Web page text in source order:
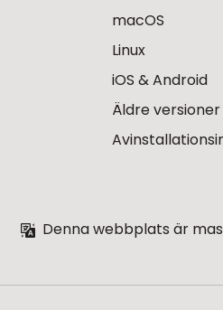
macOS
Linux
iOS & Android
Äldre versioner
Denna webbplats är